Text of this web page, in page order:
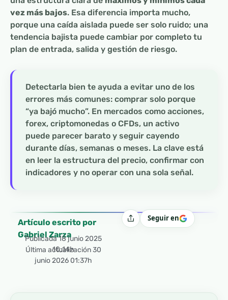
vez más bajos. Esa diferencia importa mucho,
porque una caída aislada puede ser solo ruido; una
tendencia bajista puede cambiar por completo tu
plan de entrada, salida y gestión de riesgo.
Detectarla bien te ayuda a evitar uno de los
errores más comunes: comprar solo porque
“ya bajó mucho”. En mercados como acciones,
forex, criptomonedas o CFDs, un activo
puede parecer barato y seguir cayendo
durante días, semanas o meses. La clave está
en leer la estructura del precio, confirmar con
indicadores y no operar con una sola señal.
Artículo escrito por
Gabriel Zarza
Publicada18 junio 2025
10:14h
Última actualización 30
junio 2026 01:37h
CompartirSeguir en